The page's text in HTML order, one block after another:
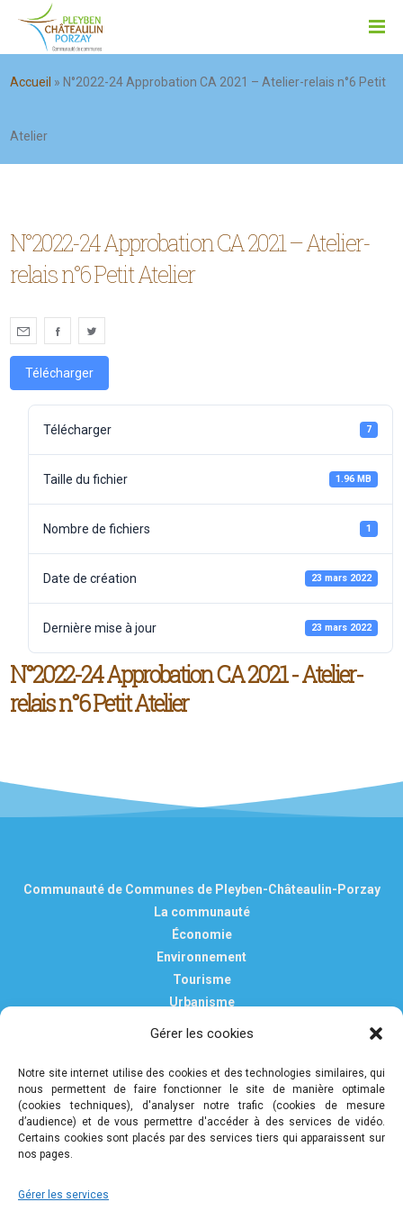
Gérer les cookies
Notre site internet utilise des cookies et des technologies similaires, qui
nous permettent de faire fonctionner le site de manière optimale
(cookies techniques), d'analyser notre trafic (cookies de mesure
d’audience) et de vous permettre d'accéder à des services de vidéo.
Certains cookies sont placés par des services tiers qui apparaissent sur
nos pages.
Gérer les services
Accueil » N°2022-24 Approbation CA 2021 – Atelier-relais n°6 Petit
Atelier
N°2022-24 Approbation CA 2021 – Atelier-
relais n°6 Petit Atelier
Télécharger
Télécharger 7
Taille du fichier 1.96 MB
Nombre de fichiers 1
Date de création 23 mars 2022
Dernière mise à jour 23 mars 2022
N°2022-24 Approbation CA 2021 - Atelier-
relais n°6 Petit Atelier
Communauté de Communes de Pleyben-Châteaulin-Porzay
La communauté
Économie
Environnement
Tourisme
Urbanisme
Mentions légales
Politique de confidentialité et de protection des données
personnelles